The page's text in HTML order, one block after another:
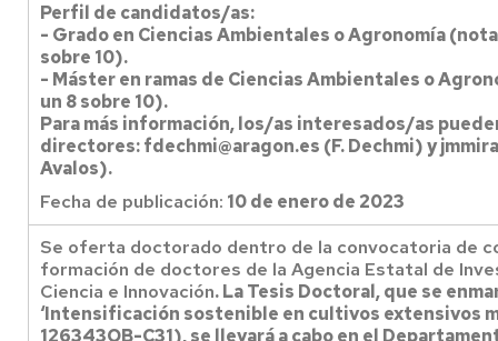
Perfil de candidatos/as:
- Grado en Ciencias Ambientales o Agronomía
sobre 10).
- Máster en ramas de Ciencias Ambientales o
un 8 sobre 10).
Para más información, los/as interesados/as
directores: fdechmi@aragon.es (F. Dechmi) y
Avalos).
Fecha de publicación: 10 de enero de 2023
Se oferta doctorado dentro de la convocatoria de
formación de doctores de la Agencia Estatal de
Ciencia e Innovación. La Tesis Doctoral, que se
‘Intensificación sostenible en cultivos extensivos
126343OB-C31), se llevará a cabo en el